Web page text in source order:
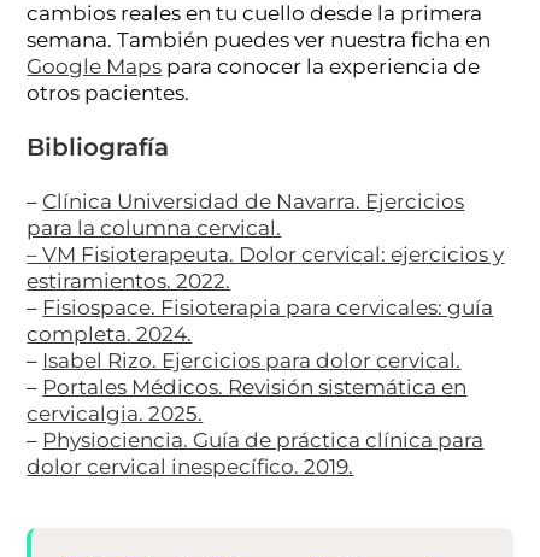
cambios reales en tu cuello desde la primera
semana. También puedes ver nuestra ficha en
Google Maps para conocer la experiencia de
otros pacientes.
Bibliografía
– Clínica Universidad de Navarra. Ejercicios
para la columna cervical.
– VM Fisioterapeuta. Dolor cervical: ejercicios y
estiramientos. 2022.
– Fisiospace. Fisioterapia para cervicales: guía
completa. 2024.
– Isabel Rizo. Ejercicios para dolor cervical.
– Portales Médicos. Revisión sistemática en
cervicalgia. 2025.
– Physiociencia. Guía de práctica clínica para
dolor cervical inespecífico. 2019.